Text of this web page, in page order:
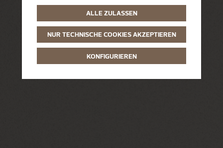
ALLE ZULASSEN
NUR TECHNISCHE COOKIES AKZEPTIEREN
KONFIGURIEREN